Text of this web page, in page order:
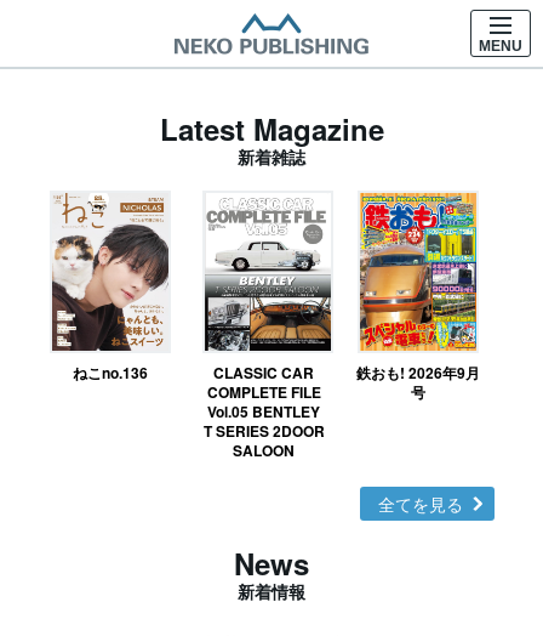
MENU
Latest Magazine
新着雑誌
ねこno.136
CLASSIC CAR
COMPLETE FILE
Vol.05 BENTLEY
T SERIES 2DOOR
SALOON
鉄おも! 2026年9月
号
全てを見る
News
新着情報